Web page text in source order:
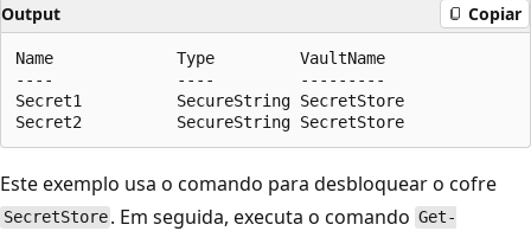
Output Copiar
Name             Type         VaultName
----             ----         ---------
Secret1          SecureString SecretStore
Este exemplo usa o comando para desbloquear o cofre
SecretStore . Em seguida, executa o comando Get-